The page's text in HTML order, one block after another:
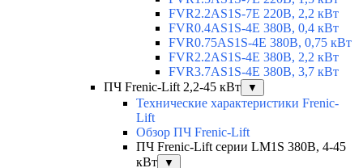
FVR2.2AS1S-7E 220В, 2,2 кВт
FVR0.4AS1S-4E 380В, 0,4 кВт
FVR0.75AS1S-4E 380В, 0,75 кВт
FVR2.2AS1S-4E 380В, 2,2 кВт
FVR3.7AS1S-4E 380В, 3,7 кВт
ПЧ Frenic-Lift 2,2-45 кВт
▼
Технические характеристики Frenic-
Lift
Обзор ПЧ Frenic-Lift
ПЧ Frenic-Lift серии LM1S 380В, 4-45
кВт
▼